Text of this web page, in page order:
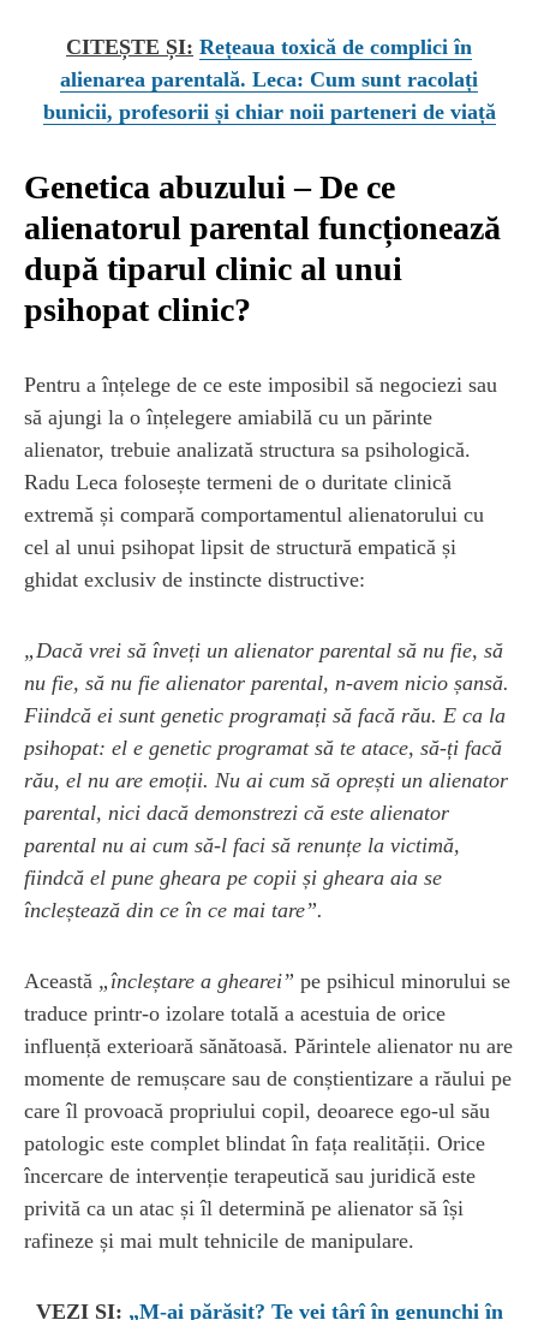
CITEȘTE ȘI: Rețeaua toxică de complici în
alienarea parentală. Leca: Cum sunt racolați
bunicii, profesorii și chiar noii parteneri de viață
Genetica abuzului – De ce
alienatorul parental funcționează
după tiparul clinic al unui
psihopat clinic?
Pentru a înțelege de ce este imposibil să negociezi sau
să ajungi la o înțelegere amiabilă cu un părinte
alienator, trebuie analizată structura sa psihologică.
Radu Leca folosește termeni de o duritate clinică
extremă și compară comportamentul alienatorului cu
cel al unui psihopat lipsit de structură empatică și
ghidat exclusiv de instincte distructive:
„Dacă vrei să înveți un alienator parental să nu fie, să
nu fie, să nu fie alienator parental, n-avem nicio șansă.
Fiindcă ei sunt genetic programați să facă rău. E ca la
psihopat: el e genetic programat să te atace, să-ți facă
rău, el nu are emoții. Nu ai cum să oprești un alienator
parental, nici dacă demonstrezi că este alienator
parental nu ai cum să-l faci să renunțe la victimă,
fiindcă el pune gheara pe copii și gheara aia se
încleștează din ce în ce mai tare”.
Această „încleștare a ghearei” pe psihicul minorului se
traduce printr-o izolare totală a acestuia de orice
influență exterioară sănătoasă. Părintele alienator nu are
momente de remușcare sau de conștientizare a răului pe
care îl provoacă propriului copil, deoarece ego-ul său
patologic este complet blindat în fața realității. Orice
încercare de intervenție terapeutică sau juridică este
privită ca un atac și îl determină pe alienator să își
rafineze și mai mult tehnicile de manipulare.
VEZI ȘI: „M-ai părăsit? Te vei târî în genunchi în